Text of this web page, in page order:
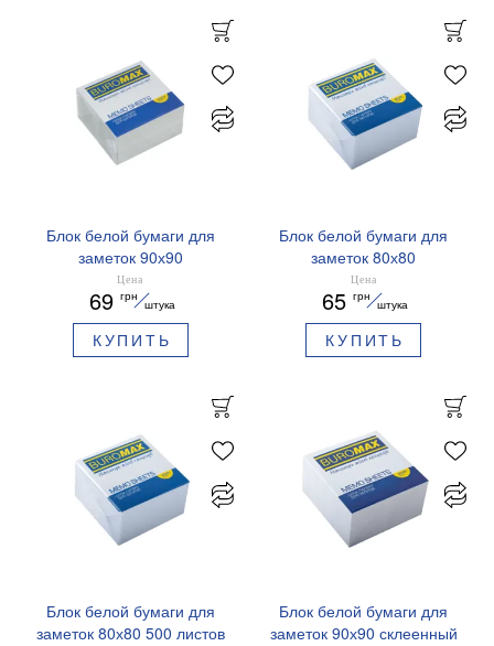
Блок белой бумаги для
заметок 90х90
несклеенный Buromax
BM.2215
Цена
69 грн
штука
КУПИТЬ
Блок белой бумаги для
заметок 80х80
несклеенный BM.2205
Buromax
Цена
65 грн
штука
КУПИТЬ
Блок белой бумаги для
заметок 80х80 500 листов
Блок белой бумаги для
заметок 90х90 склеенный